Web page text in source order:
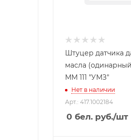
Штуцер датчика
масла
ММ 111 "УМЗ"
Нет в наличии
Арт.: 417.1002184
0 бел. руб./шт